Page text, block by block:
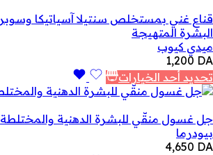
البشرة المتهيجة
ميدي كيوب
1,200 DA
تحديد أحد الخيارات
جل غسول منقّي للبشرة الدهنية والمختلطة
بيودرما
4,650 DA